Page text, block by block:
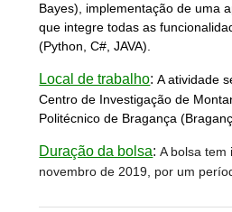
Bayes), implementação de uma
que integre todas as
(Python, C#, JAVA).
Local de trabalho: A atividade
Centro de Investigação de
Politécnico de Bragança
Duração da bolsa: A bolsa tem
novembro de 2019, por um